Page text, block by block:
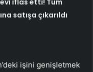
satışa çıkarıldı
işini genişletmek